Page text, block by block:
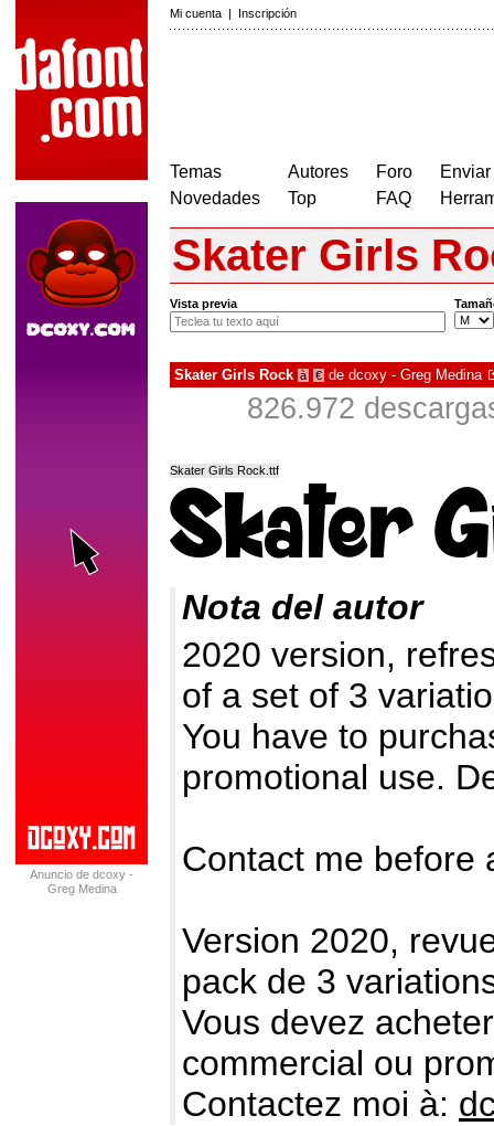
Mi cuenta | Inscripción
Temas
Novedades
Autores
Top
Foro
FAQ
Anuncio de dcoxy -
Greg Medina
Skater Girls
Vista previa
Skater Girls Rock à € de dcoxy - Greg Medina
826.972
Skater Girls Rock.ttf
Nota del autor
2020 version,
of a set of 3
You have to
promotional use.
Contact me before
Version 2020,
pack de 3
Vous devez
commercial ou
Contactez moi à: